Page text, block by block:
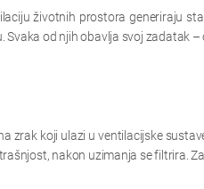
životnih prostora generiraju
Svaka od njih obavlja svoj zadatak
zrak koji ulazi u ventilacijske
nakon uzimanja se filtrira.